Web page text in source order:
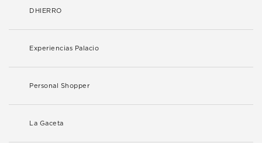
DHIERRO
Experiencias Palacio
Personal Shopper
La Gaceta